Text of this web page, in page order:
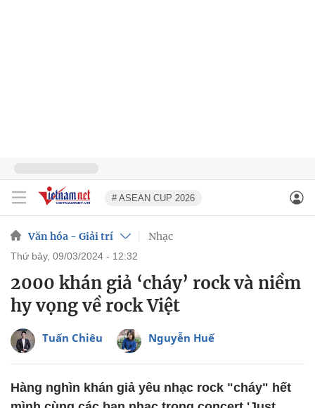
# ASEAN CUP 2026
Văn hóa - Giải trí Nhạc
thứ bảy, 09/03/2024 - 12:32
2000 khán giả ‘cháy’ rock và niềm
hy vọng về rock Việt
Tuấn Chiêu Nguyễn Huế
Hàng nghìn khán giả yêu nhạc rock "cháy" hết